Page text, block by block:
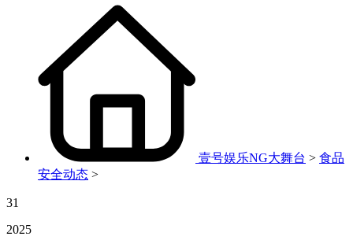
壹号娱乐NG大舞台 > 食品
安全动态 >
31
2025